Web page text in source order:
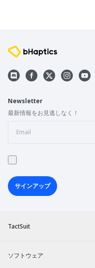
TactSuit
ソフトウェア
Newsletter
最新情報をお見逃しなく！
サインアップ